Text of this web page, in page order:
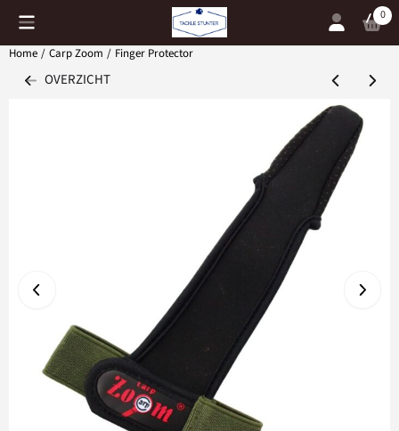
Cookievoorkeuren zijn momenteel gesloten. 0
Home / Carp Zoom / Finger Protector
OVERZICHT